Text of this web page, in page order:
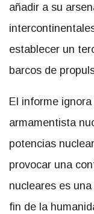
añadir a su
establecer un
barcos de
El informe
armamentista
potencias
provocar una
nucleares es
fin de la